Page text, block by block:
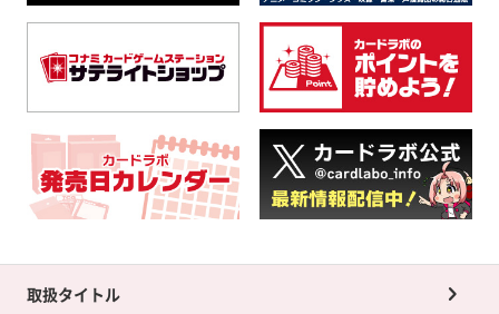
取扱タイトル